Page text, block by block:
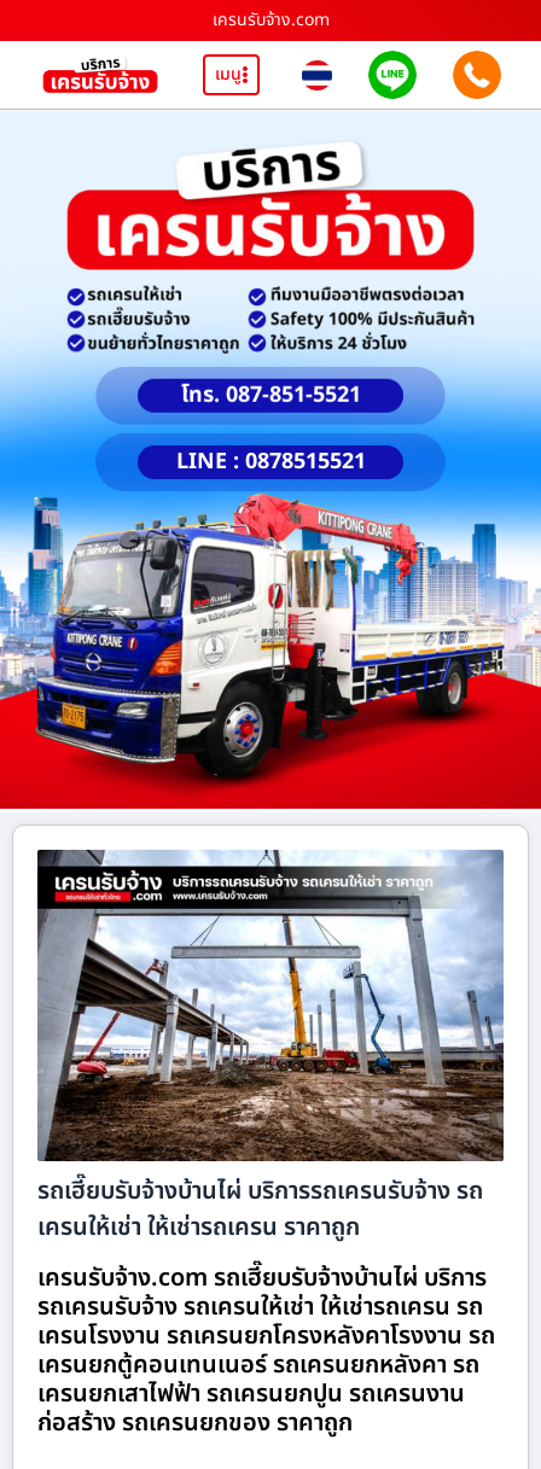
เครนรับจ้าง.com
เมนู
โทร. 087-851-5521
LINE : 0878515521
รถเฮี๊ยบรับจ้างบ้านไผ่ บริการรถเครนรับจ้าง รถ
เครนให้เช่า ให้เช่ารถเครน ราคาถูก
เครนรับจ้าง.com รถเฮี๊ยบรับจ้างบ้านไผ่ บริการ
รถเครนรับจ้าง รถเครนให้เช่า ให้เช่ารถเครน รถ
เครนโรงงาน รถเครนยกโครงหลังคาโรงงาน รถ
เครนยกตู้คอนเทนเนอร์ รถเครนยกหลังคา รถ
เครนยกเสาไฟฟ้า รถเครนยกปูน รถเครนงาน
ก่อสร้าง รถเครนยกของ ราคาถูก